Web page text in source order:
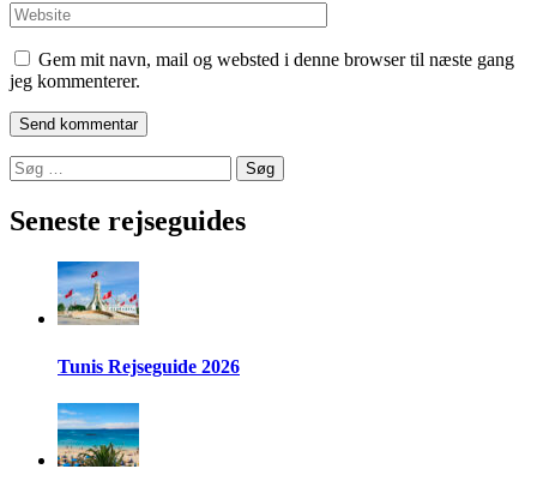
Website
Gem mit navn, mail og websted i denne browser til næste gang
jeg kommenterer.
Søg
efter:
Seneste rejseguides
Tunis Rejseguide 2026